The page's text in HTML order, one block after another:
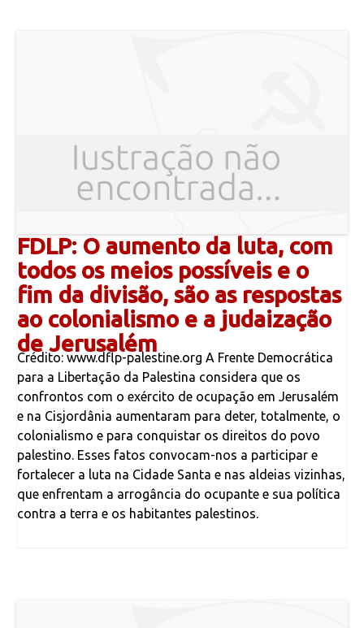
FDLP: O aumento da luta, com
todos os meios possíveis e o
fim da divisão, são as respostas
ao colonialismo e a judaização
de Jerusalém
Crédito: www.dflp-palestine.org A Frente Democrática
para a Libertação da Palestina considera que os
confrontos com o exército de ocupação em Jerusalém
e na Cisjordânia aumentaram para deter, totalmente, o
colonialismo e para conquistar os direitos do povo
palestino. Esses fatos convocam-nos a participar e
fortalecer a luta na Cidade Santa e nas aldeias vizinhas,
que enfrentam a arrogância do ocupante e sua política
contra a terra e os habitantes palestinos.